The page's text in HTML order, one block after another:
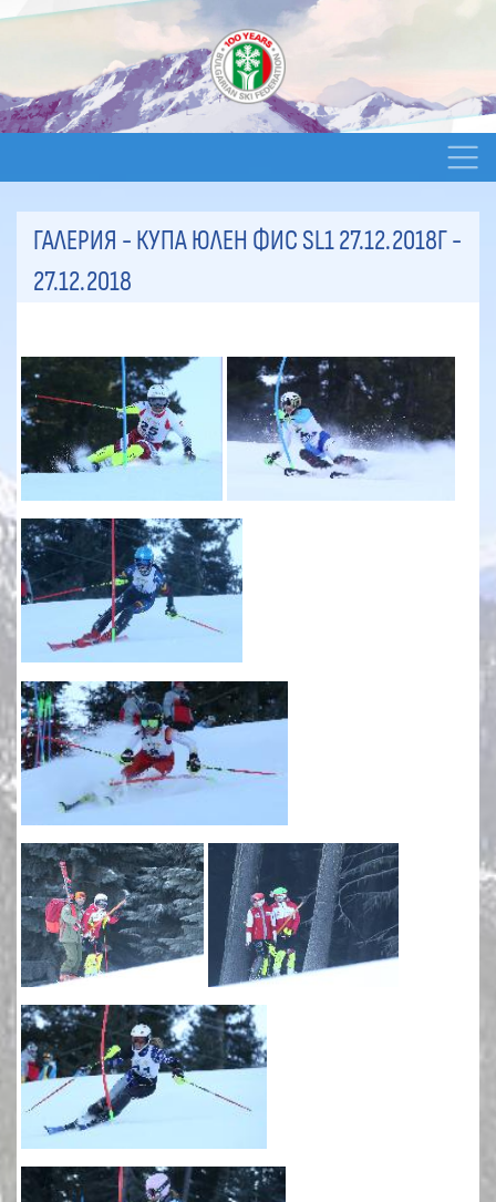
ГАЛЕРИЯ - КУПА ЮЛЕН ФИС SL1 27.12.2018Г -
27.12.2018